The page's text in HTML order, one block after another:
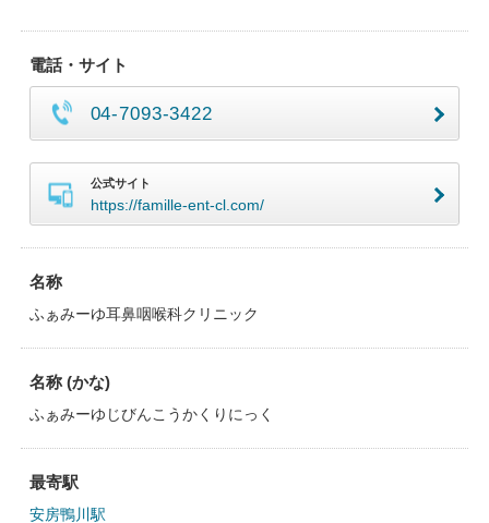
電話・サイト
04-7093-3422
公式サイト
https://famille-ent-cl.com/
名称
ふぁみーゆ耳鼻咽喉科クリニック
名称 (かな)
ふぁみーゆじびんこうかくりにっく
最寄駅
安房鴨川駅